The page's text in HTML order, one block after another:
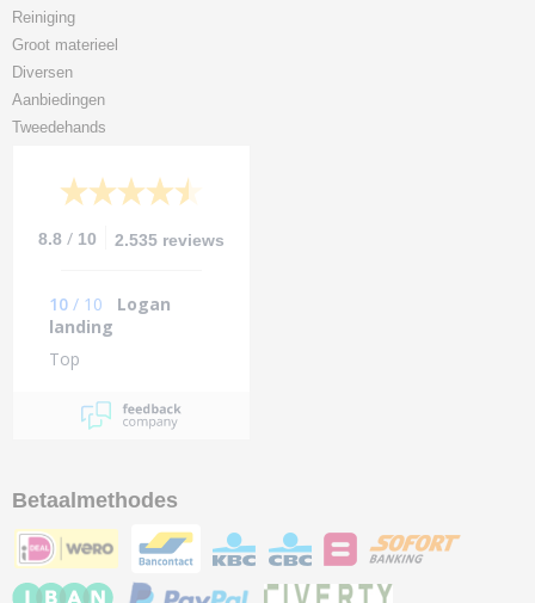
Reiniging
Groot materieel
Diversen
Aanbiedingen
Tweedehands
8.8 / 10 2.535 reviews
10 / 10
Logan
landing
Top
Betaalmethodes